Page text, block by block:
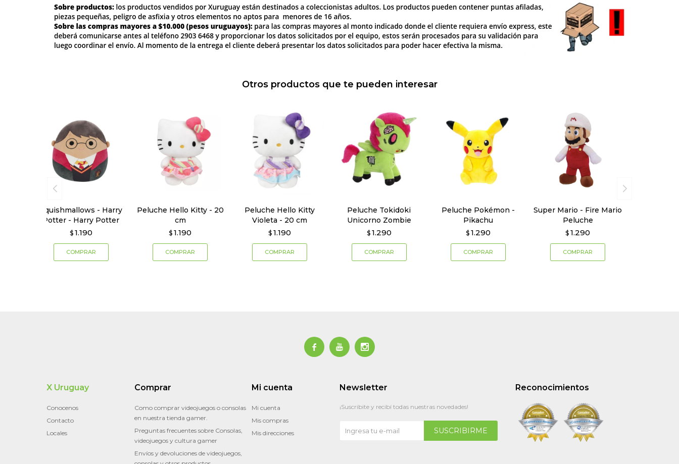
Otros productos que te pueden interesar
Squishmallows - Harry
Potter - Harry Potter
$ 1.190
Peluche Hello Kitty - 20
cm
$ 1.190
Peluche Hello Kitty
Violeta - 20 cm
$ 1.190
Peluche Tokidoki
Unicorno Zombie
$ 1.290
Peluche Pokémon -
Pikachu
$ 1.290
Super Mario - Fire Mario
Peluche
$ 1.290
  
Reconocimientos
X Uruguay
Conocenos
Contacto
Locales
Comprar
Como comprar videojuegos o consolas
en nuestra tienda gamer.
Preguntas frecuentes sobre Consolas,
videojuegos y cultura gamer
Envíos y devoluciones de videojuegos,
Mi cuenta
Mi cuenta
Mis compras
Mis direcciones
Newsletter
¡Suscribite y recibí todas nuestras novedades!
SUSCRIBIRME